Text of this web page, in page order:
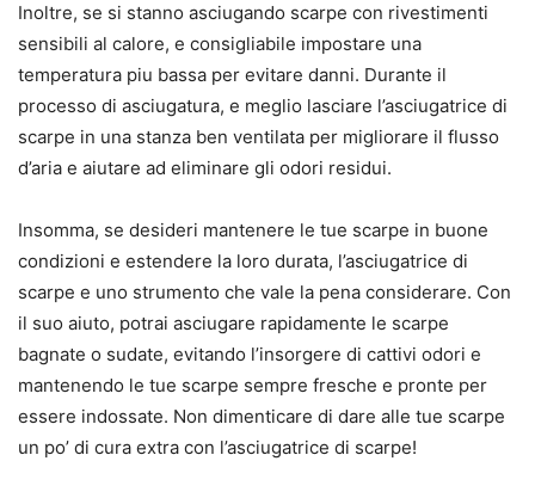
Inoltre, se si stanno asciugando scarpe con rivestimenti
sensibili al calore, e consigliabile impostare una
temperatura piu bassa per evitare danni. Durante il
processo di asciugatura, e meglio lasciare l’asciugatrice di
scarpe in una stanza ben ventilata per migliorare il flusso
d’aria e aiutare ad eliminare gli odori residui.
Insomma, se desideri mantenere le tue scarpe in buone
condizioni e estendere la loro durata, l’asciugatrice di
scarpe e uno strumento che vale la pena considerare. Con
il suo aiuto, potrai asciugare rapidamente le scarpe
bagnate o sudate, evitando l’insorgere di cattivi odori e
mantenendo le tue scarpe sempre fresche e pronte per
essere indossate. Non dimenticare di dare alle tue scarpe
un po’ di cura extra con l’asciugatrice di scarpe!